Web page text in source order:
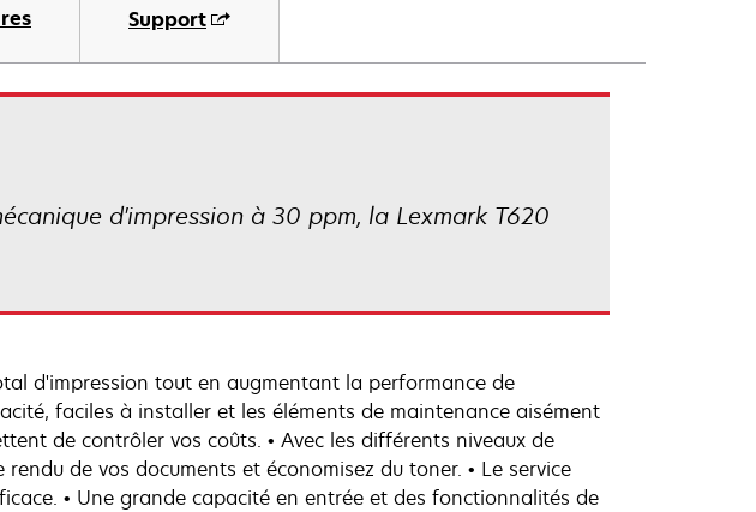
Support
d'impression à 30 ppm, la Lexmark T620
d'impression tout en augmentant la performance de
faciles à installer et les éléments de maintenance aisément
de contrôler vos coûts. • Avec les différents niveaux de
de vos documents et économisez du toner. • Le service
• Une grande capacité en entrée et des fonctionnalités de